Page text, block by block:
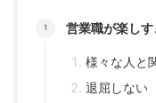
営業職が楽し
様々な人と
退屈しない